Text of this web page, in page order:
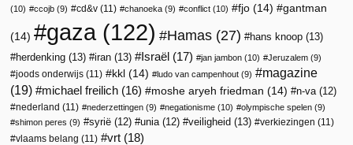
(10)
ccojb (9) cd&v (11) chanoeka (9) conflict (10) fjo (14) gantman
(14) gaza(122) Hamas (27) hans knoop (13)
herdenking (13) iran (13) Israël (17) jan jambon (10) Jeruzalem (9)
joods onderwijs (11) kkl (14) ludo van campenhout (9)
magazine
(19)
michael freilich (16) moshe aryeh friedman (14) n-va (12)
nederland (11) nederzettingen (9) negationisme (10) olympische spelen (9)
shimon peres (9) syrië (12) unia (12) veiligheid (13) verkiezingen (11)
vlaams belang (11) vrt (18)